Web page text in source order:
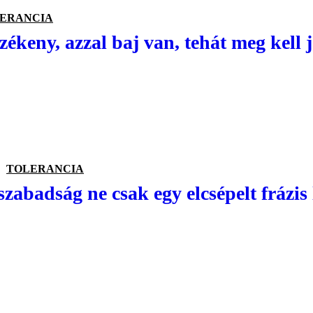
azzal baj van, tehát meg kell
TOLERANCIA
ne csak egy elcsépelt frázis